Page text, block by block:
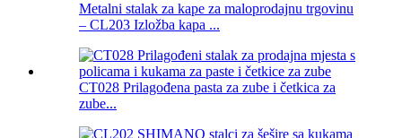
Metalni stalak za kape za maloprodajnu trgovinu
– CL203 Izložba kapa ...
CT028 Prilagođena pasta za zube i četkica za
zube...